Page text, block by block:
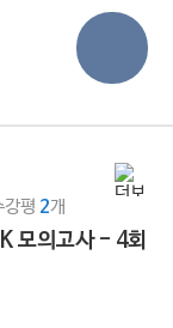
강평 2개
모의고사 - 4회